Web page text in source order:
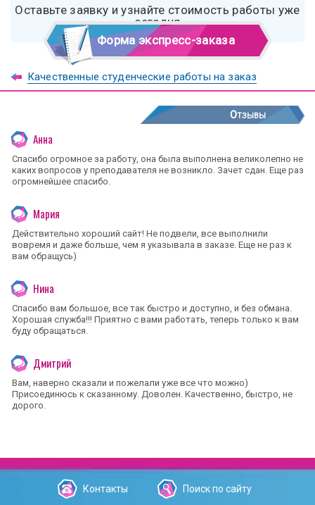
Оставьте заявку и узнайте стоимость работы уже
сегодня
Форма экспресс-заказа
Качественные студенческие работы на заказ
Отзывы
Анна
Спасибо огромное за работу, она была выполнена великолепно не
каких вопросов у преподавателя не возникло. Зачет сдан. Еще раз
огромнейшее спасибо.
Мария
Действительно хороший сайт! Не подвели, все выполнили
вовремя и даже больше, чем я указывала в заказе. Еще не раз к
вам обращусь)
Нина
Спасибо вам большое, все так быстро и доступно, и без обмана.
Хорошая служба!!! Приятно с вами работать, теперь только к вам
буду обращаться.
Дмитрий
Вам, наверно сказали и пожелали уже все что можно)
Присоединюсь к сказанному. Доволен. Качественно, быстро, не
дорого.
Контакты Поиск по сайту